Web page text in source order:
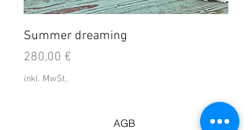
Summer dreaming
Preis
280,00 €
inkl. MwSt.
AGB